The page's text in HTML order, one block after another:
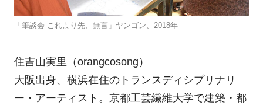
「筆談会 これより先、無言」ヤンゴン、2018年
住吉山実里（orangcosong）
大阪出身、横浜在住のトランスディシプリナリ
ー・アーティスト。京都工芸繊維大学で建築・都